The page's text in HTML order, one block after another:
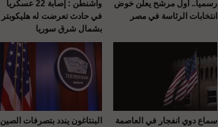
رسميا.. أول مرشح يعلن خوض
انتخابات الرئاسة في مصر
واشنطن : إصابة 22 عسكريا
في حادث تعرضت له هليكوبتر
بشمال شرق سوريا
سماع دوي انفجار في العاصمة
البنتاغون يندد بتصرفات الصين